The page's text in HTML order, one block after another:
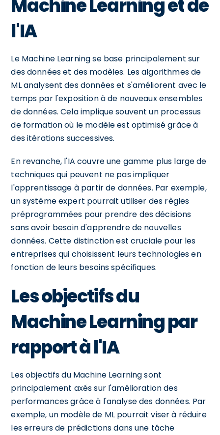
Machine Learning et de
l'IA
Le Machine Learning se base principalement sur
des données et des modèles. Les algorithmes de
ML analysent des données et s'améliorent avec le
temps par l'exposition à de nouveaux ensembles
de données. Cela implique souvent un processus
de formation où le modèle est optimisé grâce à
des itérations successives.
En revanche, l'IA couvre une gamme plus large de
techniques qui peuvent ne pas impliquer
l'apprentissage à partir de données. Par exemple,
un système expert pourrait utiliser des règles
préprogrammées pour prendre des décisions
sans avoir besoin d'apprendre de nouvelles
données. Cette distinction est cruciale pour les
entreprises qui choisissent leurs technologies en
fonction de leurs besoins spécifiques.
Les objectifs du
Machine Learning par
rapport à l'IA
Les objectifs du Machine Learning sont
principalement axés sur l'amélioration des
performances grâce à l'analyse des données. Par
exemple, un modèle de ML pourrait viser à réduire
les erreurs de prédictions dans une tâche